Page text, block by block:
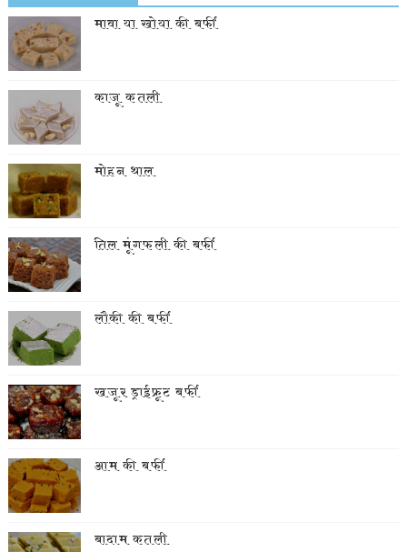
मावा या खोया की बर्फी
काजू कतली
मोहन थाल
तिल मूंगफली की बर्फी
लौकी की बर्फी
खजूर ड्राईफ्रूट बर्फी
आम की बर्फी
बादाम कतली